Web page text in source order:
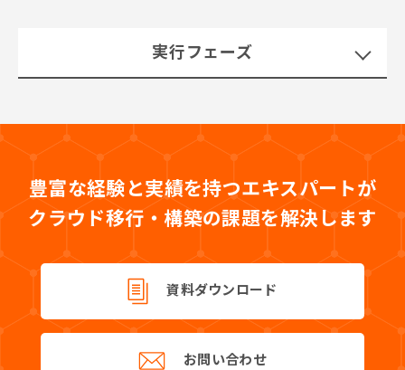
実行フェーズ
豊富な経験と実績を持つエキスパートが
クラウド移行・構築の課題を解決します
資料ダウンロード
お問い合わせ